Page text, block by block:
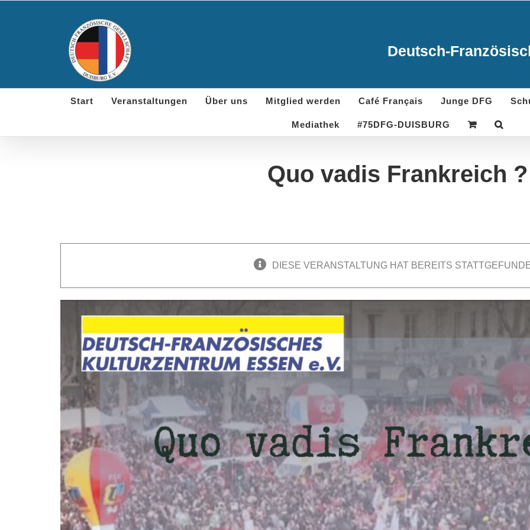
Deutsch-
Start Veranstaltungen Über uns Mitglied werden Café Français Junge DFG
Mediathek #75DFG-DUISBURG
Quo vadis Frankreich ?
DIESE VERANSTALTUNG HAT BEREITS